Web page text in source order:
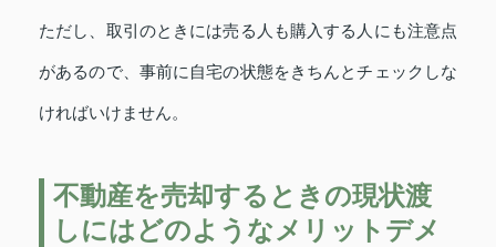
ただし、取引のときには売る人も購入する人にも注意点
があるので、事前に自宅の状態をきちんとチェックしな
ければいけません。
不動産を売却するときの現状渡
しにはどのようなメリットデメ